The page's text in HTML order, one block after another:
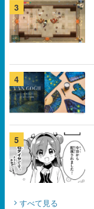
3
4
5
すべて見る